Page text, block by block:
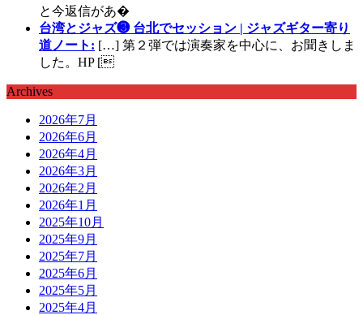
と今返信があ�
台湾とジャズ❸ 台北でセッション | ジャズギター寄り
道ノート: […] 第２弾では演奏家を中心に、お聞きしま
した。HP [
Archives
2026年7月
2026年6月
2026年4月
2026年3月
2026年2月
2026年1月
2025年10月
2025年9月
2025年7月
2025年6月
2025年5月
2025年4月